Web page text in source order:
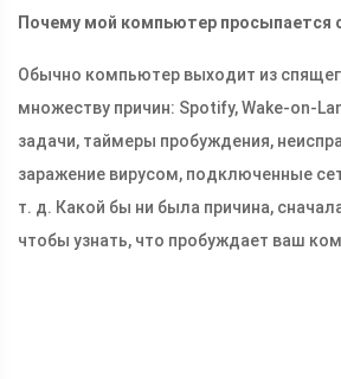
Почему мой компьютер просыпается
Обычно компьютер выходит из
множеству причин: Spotify, Wake-on-
задачи, таймеры пробуждения,
заражение вирусом, подключенные
т. д. Какой бы ни была причина,
чтобы узнать, что пробуждает ваш